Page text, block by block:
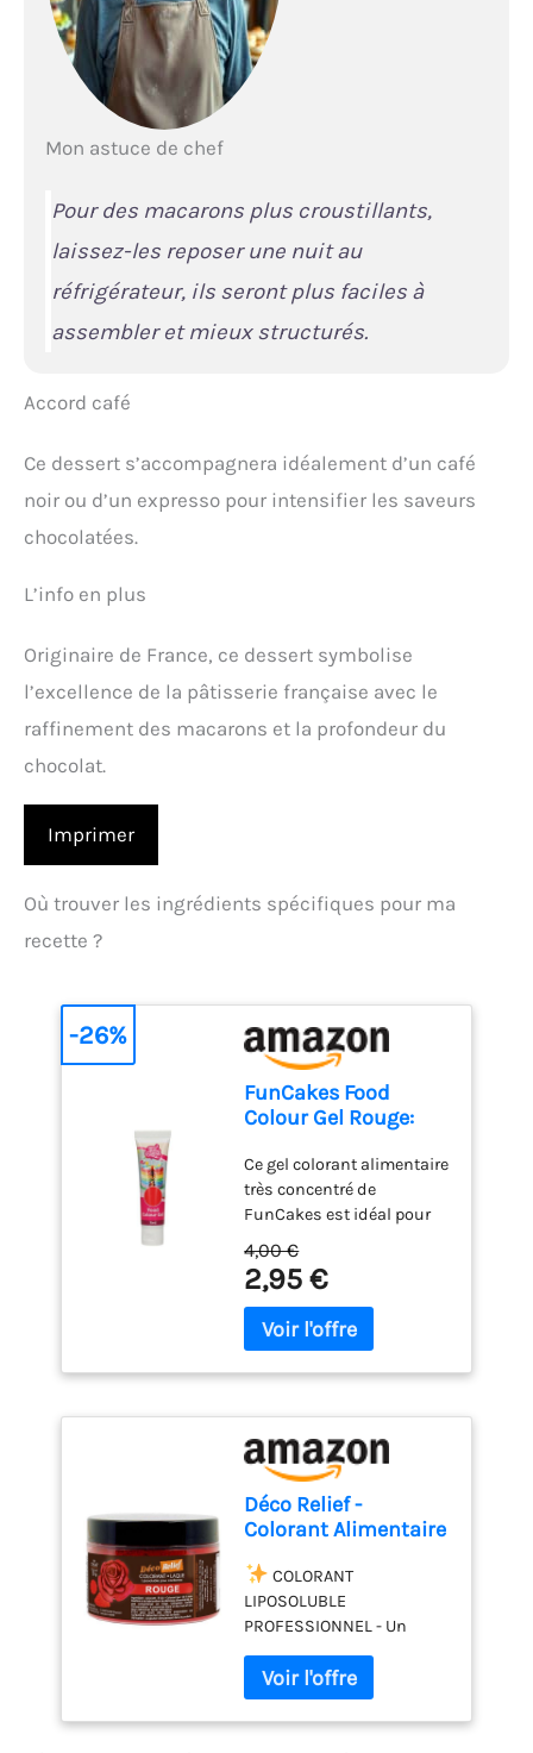
Mon astuce de chef
Pour des macarons plus croustillants,
laissez-les reposer une nuit au
réfrigérateur, ils seront plus faciles à
assembler et mieux structurés.
Accord café
Ce dessert s’accompagnera idéalement d’un café
noir ou d’un expresso pour intensifier les saveurs
chocolatées.
L’info en plus
Originaire de France, ce dessert symbolise
l’excellence de la pâtisserie française avec le
raffinement des macarons et la profondeur du
chocolat.
Imprimer
Où trouver les ingrédients spécifiques pour ma
recette ?
FunCakes Food
Colour Gel Rouge:
Gel Concentré pour
le Fondant, la Pâte
d'Amande, la Crème.
Dosage Simple et
Facile. Créer des
Couleurs Vives. Halal.
30 g
Ce gel colorant alimentaire
très concentré de
FunCakes est idéal pour
colorer le pâte à sucre, le
glaçage, le massepain, les
crèmes, les gâteaux, les
gommes et bien d'autres
choses encore. Une seule
suffit pour créer des
couleurs vives, ce qui
permet au colorant
alimentaire de durer
longtemps. L'emballage
est conçu de manière à ce
que la distribution puisse
être contrôlée très
précisément, que le
dosage soit facile et que le
bouchon reste propre. Le
colorant alimentaire est
4,00 €
2,95 €
-26%
Déco Relief -
Colorant Alimentaire
Colorant Liposoluble
en Poudre -
Ingrédient Cuisine &
Pâtisserie - Pour
Crèmes au Beurre,
Chocolat, Pâtes
d’Amande, Ganaches
COLORANT
LIPOSOLUBLE
PROFESSIONNEL - Un
colorant alimentaire «
laqu頻 liposoluble pour
colorer vos préparations
d’un joli rouge intense.